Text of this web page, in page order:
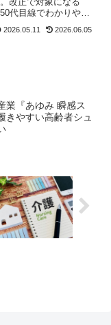
代目線でわかりやす
。
2026.05.11 2026.06.05
業『あゆみ 瞬感ス
きやすい高齢者シュ